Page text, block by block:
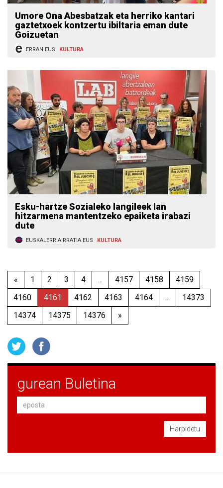
Umore Ona Abesbatzak eta herriko kantari
gaztetxoek kontzertu ibiltaria eman dute
Goizuetan
ERRAN.EUS KULTURA
Esku-hartze Sozialeko langileek lan
hitzarmena mantentzeko epaiketa irabazi
dute
EUSKALERRIAIRRATIA.EUS KULTURA
« 1 2 3 4 ... 4157 4158
4159
4160
4161 4162 4163 4164 ...
14373
14374
14375 14376 »
gurean Buletina
Harpidetu